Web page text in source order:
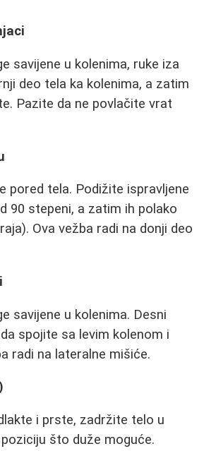
savijene u kolenima, ruke iza
deo tela ka kolenima, a zatim
Pazite da ne povlačite vrat
pored tela. Podižite ispravljene
90 stepeni, a zatim ih polako
Ova vežba radi na donji deo
savijene u kolenima. Desni
spojite sa levim kolenom i
radi na lateralne mišiće.
i prste, zadržite telo u
što duže moguće.